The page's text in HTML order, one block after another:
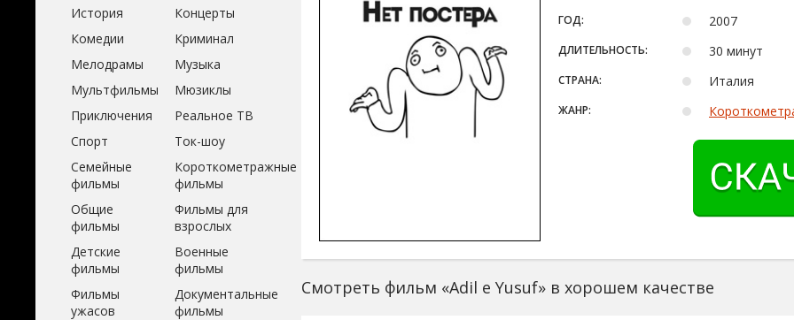
ГОД: 2007
ДЛИТЕЛЬНОСТЬ: 30 минут
СТРАНА: Италия
ЖАНР:
Смотреть фильм «Adil e Yusuf» в хорошем качестве
История
Концерты
Комедии
Криминал
Мелодрамы
Музыка
Мультфильмы
Мюзиклы
Приключения
Реальное ТВ
Спорт
Ток-шоу
Семейные
фильмы
Короткометражные
фильмы
Общие
фильмы
Фильмы для
взрослых
Детские
фильмы
Военные
фильмы
Фильмы
ужасов
Документальные
фильмы